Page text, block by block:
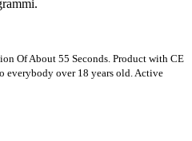
Of About 55 Seconds. Product with CE
everybody over 18 years old. Active